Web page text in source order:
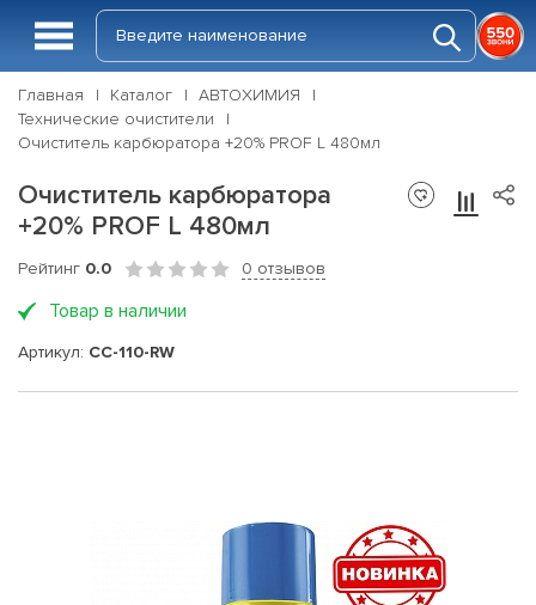
Главная Каталог
АВТОХИМИЯ
Технические очистители
Очиститель карбюратора +20% PROF L 480мл
Очиститель карбюратора
+20% PROF L 480мл
Рейтинг 0.0 0 отзывов
Товар в наличии
Артикул: CC-110-RW